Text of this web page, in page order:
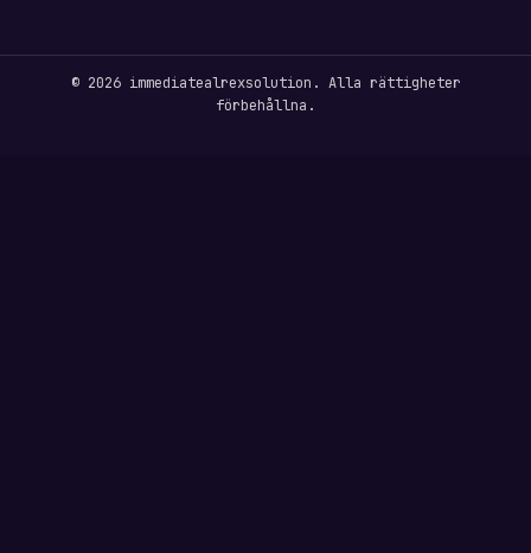
© 2026 immediatealrexsolution. Alla rättigheter
förbehållna.